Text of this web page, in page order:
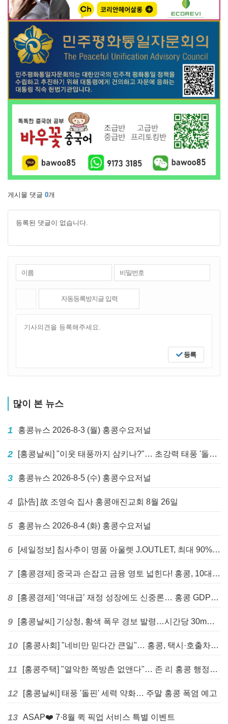
게시물 댓글 0개
등록된 댓글이 없습니다.
등록
많이 본 뉴스
1 홍콩뉴스 2026-8-3 (월) 홍콩수요저널
2 [홍콩날씨] "이웃 태풍까지 삼키나?"… 초강력 태풍 '돌핀' 세력 재확장
3 홍콩뉴스 2026-8-5 (수) 홍콩수요저널
4 [訃告] 故 조영숙 집사 홍콩애진교회 8월 26일
5 홍콩뉴스 2026-8-4 (화) 홍콩수요저널
6 [세일정보] 침사추이 명품 아울렛 J.OUTLET, 최대 90% 빅 세일 진행
7 [홍콩경제] 중국과 손잡고 금융 영토 넓힌다! 홍콩, 10대 신규 정책 발표
8 [홍콩경제] ‘역대급’ 재정 성장에도 신중론… 홍콩 GDP 전망 상향 속 “지정학적 리스크 경계”
9 [홍콩날씨] 기상청, 황색 폭우 경보 발령…시간당 30mm 이상 강우 예보
10 [홍콩사회] "네비만 믿다간 큰일"… 홍콩, 택시·호출차 통합 시험 도입하며 규제 본격화
11 [홍콩주택] "열악한 쪽방촌 없앤다"… 존 리 홍콩 행정장관, 4년 내 단계적 폐지 선언
12 [홍콩날씨] 태풍 '돌핀' 세력 약화… 주말 홍콩 폭염 예고
13 ASAP❤️ 7·8월 퀵 픽업 서비스 특별 이벤트